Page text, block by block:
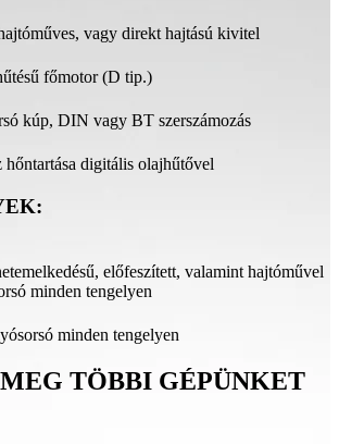
vagy direkt hajtású kivitel
főmotor (D tip.)
kúp, DIN vagy BT szerszámozás
hőntartása digitális olajhűtővel
előfeszített, valamint hajtóművel
minden tengelyen
minden tengelyen
TÖBBI GÉPÜNKET